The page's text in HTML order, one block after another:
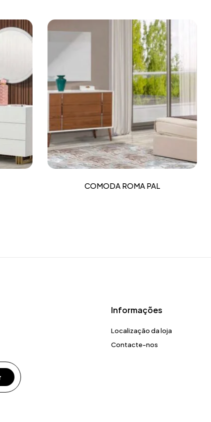
COMODA ROMA PAL
Informações
Localização da loja
Contacte-nos